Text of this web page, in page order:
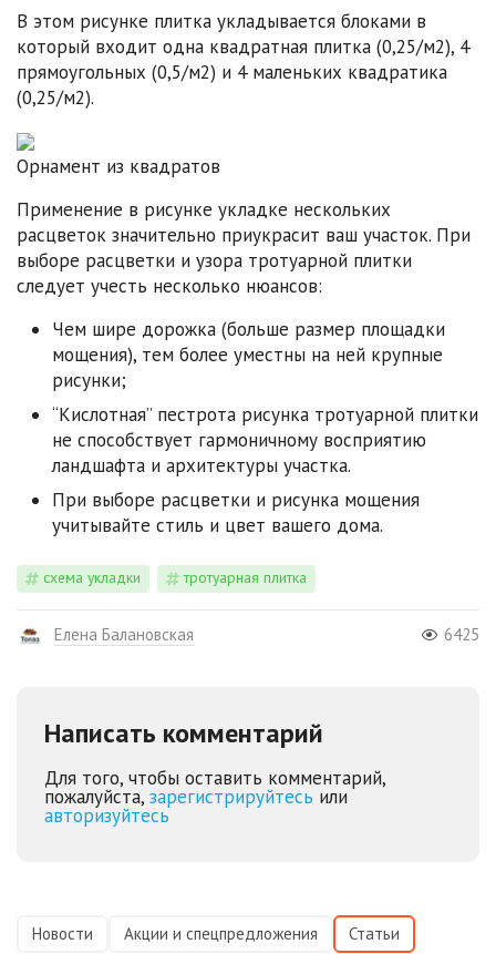
В этом рисунке плитка укладывается блоками в
который входит одна квадратная плитка (0,25/м2), 4
прямоугольных (0,5/м2) и 4 маленьких квадратика
(0,25/м2).
Орнамент из квадратов
Применение в рисунке укладке нескольких
расцветок значительно приукрасит ваш участок. При
выборе расцветки и узора тротуарной плитки
следует учесть несколько нюансов:
Чем шире дорожка (больше размер площадки
мощения), тем более уместны на ней крупные
рисунки;
“Кислотная” пестрота рисунка тротуарной плитки
не способствует гармоничному восприятию
ландшафта и архитектуры участка.
При выборе расцветки и рисунка мощения
учитывайте стиль и цвет вашего дома.
схема укладки тротуарная плитка
Елена Балановская 6425
Написать комментарий
Для того, чтобы оставить комментарий,
пожалуйста, зарегистрируйтесь или
авторизуйтесь
Новости Акции и спецпредложения Статьи